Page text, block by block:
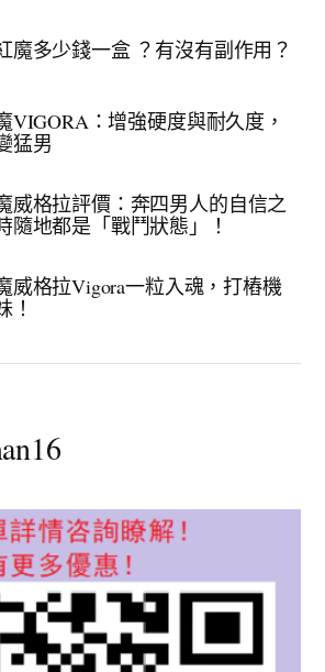
魔多少錢一盒 ？有沒有副作用？
VIGORA：增強硬度與耐久度，
猛男
威格拉評價：奔四男人的自信之
隨地都是「戰鬥狀態」！
威格拉Vigora一粒入魂，打樁機
！